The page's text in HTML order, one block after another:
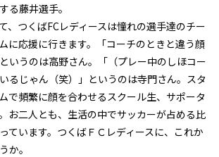
る藤井選手。
、つくばFCレディースは憧れの選手達のチー
に応援に行きます。「コーチのときと違う顔
いうのは高野さん。「（プレー中のしほコー
るじゃん（笑）」というのは寺門さん。スタ
で頻繁に顔を合わせるスクール生、サポータ
お二人とも、生活の中でサッカーが占める比
ています。つくばＦＣレディースに、これか
か。